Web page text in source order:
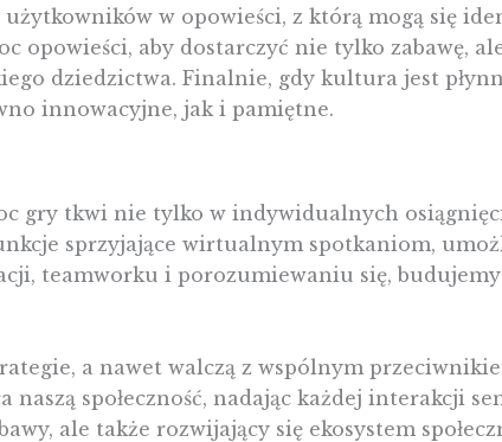
w opowieści, z którą mogą się
opowieści, aby dostarczyć nie tylko zabawę,
dziedzictwa. Finalnie, gdy kultura jest
innowacyjne, jak i pamiętne.
gry tkwi nie tylko w indywidualnych
sprzyjające wirtualnym spotkaniom,
teamworku i porozumiewaniu się,
a nawet walczą z wspólnym
społeczność, nadając każdej interakcji
ale także rozwijający się ekosystem